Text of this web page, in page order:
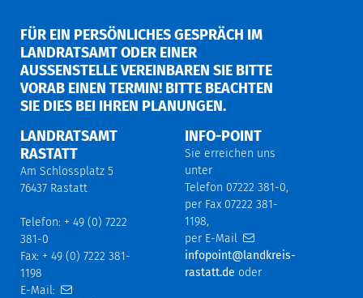
FÜR EIN PERSÖNLICHES GESPRÄCH IM
LANDRATSAMT ODER EINER
AUSSENSTELLE VEREINBAREN SIE BITTE V
ORAB EINEN TERMIN! BITTE BEACHTEN S
IE DIES BEI IHREN PLANUNGEN.
LANDRATSAMT
RASTATT
Am Schlossplatz 5
76437 Rastatt
Telefon: + 49 (0) 7222
381-0
Fax: + 49 (0) 7222 381-
1198
E-Mail:
INFO-POINT
Sie erreichen uns
unter
Telefon 07222 381-0,
per Fax 07222 381-
1198,
per E-Mail
infopoint@landkreis-
rastatt.de oder